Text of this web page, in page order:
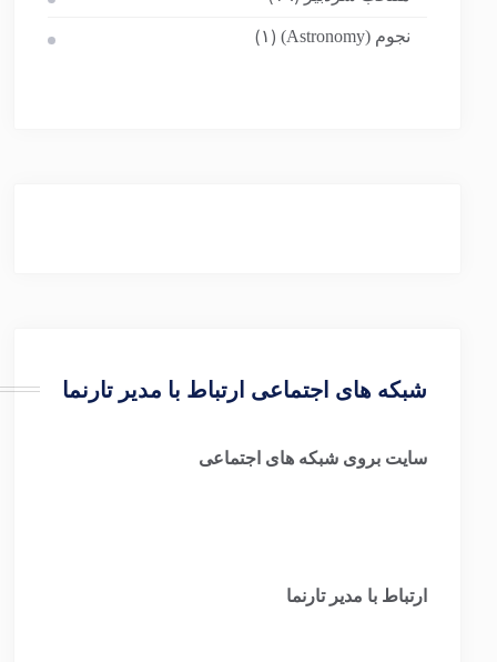
نجوم (Astronomy) (۱)
شبکه های اجتماعی ارتباط با مدیر تارنما
سایت بروی شبکه های اجتماعی
ارتباط با مدیر تارنما